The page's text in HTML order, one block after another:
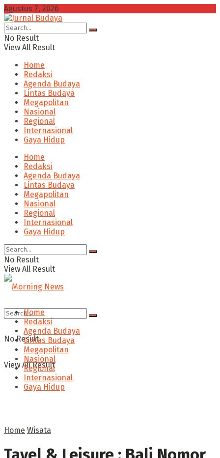
Agustus 7, 2026
No Result
View All Result
Home
Redaksi
Agenda Budaya
Lintas Budaya
Megapolitan
Nasional
Regional
Internasional
Gaya Hidup
Home
Redaksi
Agenda Budaya
Lintas Budaya
Megapolitan
Nasional
Regional
Internasional
Gaya Hidup
No Result
View All Result
No Result
View All Result
Home
Redaksi
Agenda Budaya
Lintas Budaya
Megapolitan
Nasional
Regional
Internasional
Gaya Hidup
Home Wisata